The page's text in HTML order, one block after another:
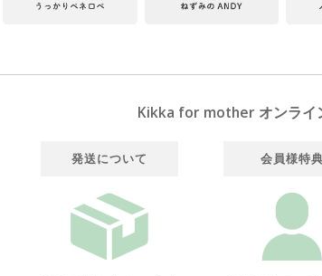
Kikka for mother オンライ
発送について 会員様特典